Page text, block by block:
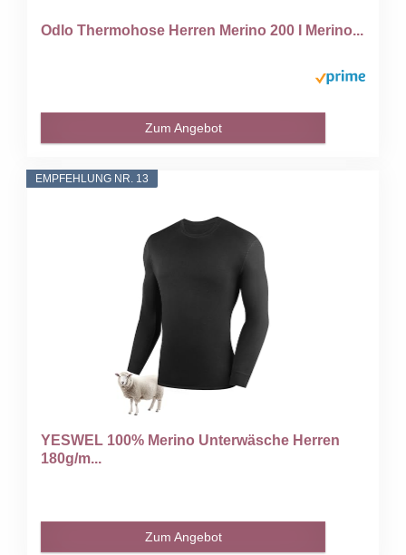
Odlo Thermohose Herren Merino 200 I Merino...
Zum Angebot
EMPFEHLUNG NR. 13
YESWEL 100% Merino Unterwäsche Herren
180g/m...
Zum Angebot